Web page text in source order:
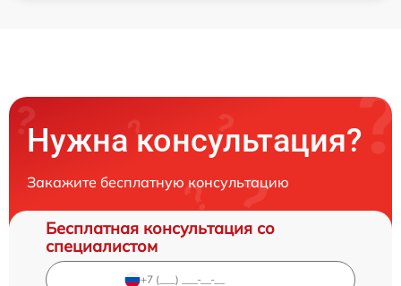
Нужна консультация?
Закажите бесплатную консультацию
Бесплатная консультация со
специалистом